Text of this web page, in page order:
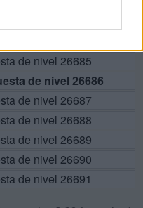
de nivel 26683
de nivel 26685
de nivel 26686
de nivel 26687
de nivel 26688
de nivel 26689
de nivel 26690
de nivel 26691